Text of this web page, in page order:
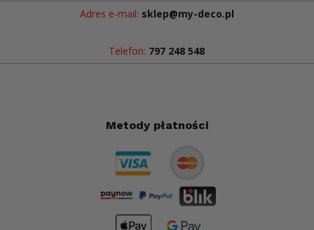
Adres e-mail: sklep@my-deco.pl
Telefon: 797 248 548
Metody płatności